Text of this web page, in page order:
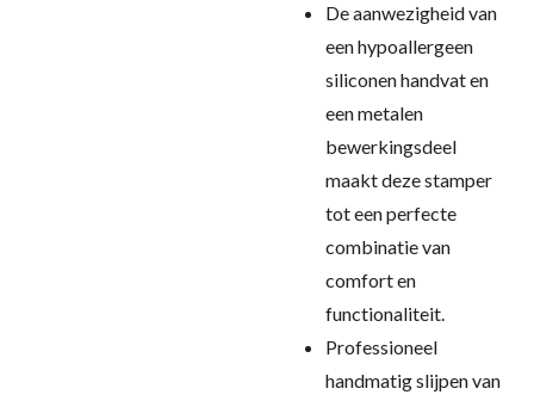
De aanwezigheid van
een hypoallergeen
siliconen handvat en
een metalen
bewerkingsdeel
maakt deze stamper
tot een perfecte
combinatie van
comfort en
functionaliteit.
Professioneel
handmatig slijpen van